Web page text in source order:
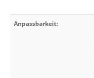
Anpassbarkeit: